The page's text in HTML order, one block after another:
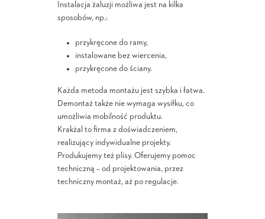
Instalacja żaluzji możliwa jest na kilka
sposobów, np.:
przykręcone do ramy,
instalowane bez wiercenia,
przykręcone do ściany.
Każda metoda montażu jest szybka i łatwa.
Demontaż także nie wymaga wysiłku, co
umożliwia mobilność produktu.
Krakżal to firma z doświadczeniem,
realizujący indywidualne projekty.
Produkujemy też plisy. Oferujemy pomoc
techniczną – od projektowania, przez
techniczny montaż, aż po regulacje.